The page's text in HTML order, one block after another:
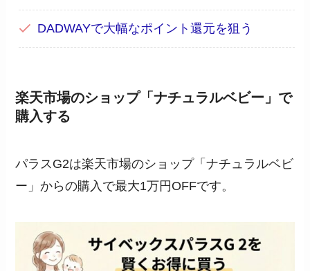
DADWAYで大幅なポイント還元を狙う
楽天市場のショップ「ナチュラルベビー」で
購入する
パラスG2は楽天市場のショップ「ナチュラルベビ
ー」からの購入で最大1万円OFFです。